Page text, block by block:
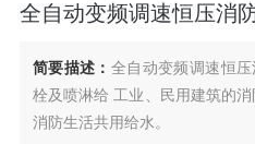
全自动变频调速恒压消
简要描述： 全自动变频调速恒
栓及喷淋给 工业、民用建筑的
消防生活共用给水。